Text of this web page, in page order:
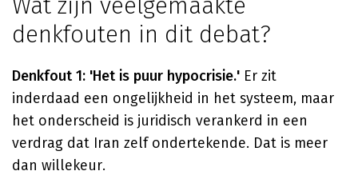
denkfouten in dit debat?
Denkfout 1: 'Het is puur hypocrisie.' Er zit
inderdaad een ongelijkheid in het systeem, maar
het onderscheid is juridisch verankerd in een
verdrag dat Iran zelf ondertekende. Dat is meer
dan willekeur.